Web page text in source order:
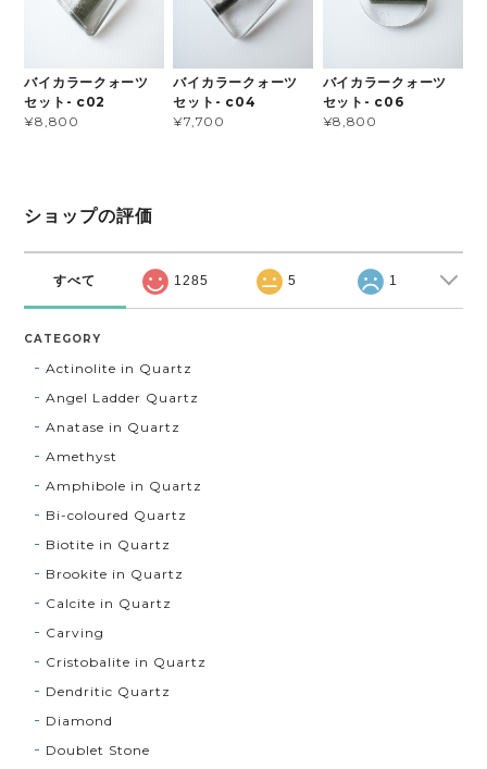
バイカラークォーツ
セット- c02
¥8,800
バイカラークォーツ
セット- c04
¥7,700
バイカラークォーツ
セット- c06
¥8,800
ショップの評価
すべて 1285 5 1
CATEGORY
Actinolite in Quartz
Angel Ladder Quartz
Anatase in Quartz
Amethyst
Amphibole in Quartz
Bi-coloured Quartz
Biotite in Quartz
Brookite in Quartz
Calcite in Quartz
Carving
Cristobalite in Quartz
Dendritic Quartz
Diamond
Doublet Stone